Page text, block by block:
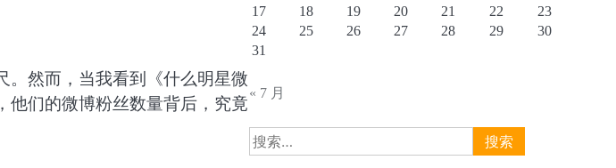
。然而，当我看到《什么明星微
他们的微博粉丝数量背后，究竟
17
18 19 20 21 22
23
24
25 26 27 28 29
30
31
« 7 月
搜
索：